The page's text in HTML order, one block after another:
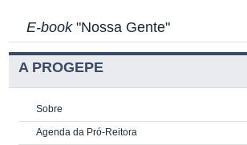
E-book"Nossa Gente"
A PROGEPE
Sobre
Agenda da Pró-Reitora